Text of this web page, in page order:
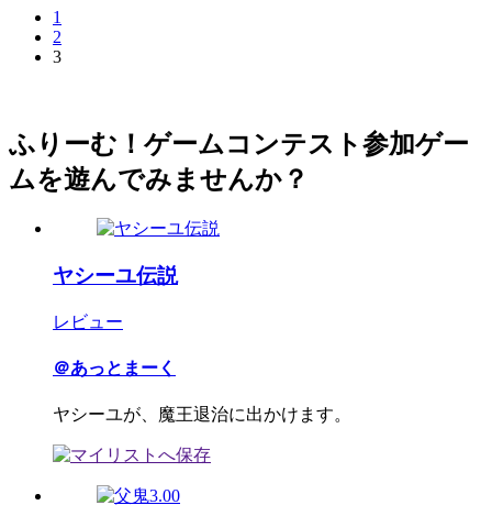
1
2
3
ふりーむ！ゲームコンテスト参加ゲー
ムを遊んでみませんか？
ヤシーユ伝説
レビュー
＠あっとまーく
ヤシーユが、魔王退治に出かけます。